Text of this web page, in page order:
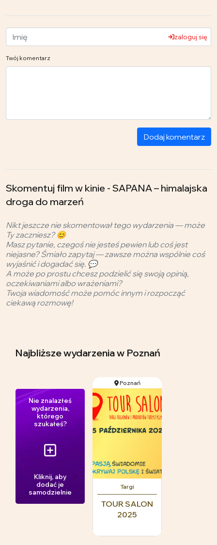
zaloguj się
Twój komentarz
Dodaj komentarz
Skomentuj film w kinie - SAPANA – himalajska
droga do marzeń
Nikt jeszcze nie skomentował tego wydarzenia — może
Ty zaczniesz? 😊
Masz pytanie, czegoś nie jesteś pewien lub coś jest
niejasne? Śmiało zapytaj — zawsze można wspólnie coś
wyjaśnić i dogadać się. 💬
A może po prostu chcesz podzielić się swoją opinią,
oczekiwaniami albo wrażeniami?
Twoja wiadomość może pomóc innym i rozpocząć
ciekawą rozmowę!
Najbliższe wydarzeniaw Poznań
Nie znalazłeś
wydarzenia,
którego
szukałeś?
Kliknij, aby
dodać je
samodzielnie
Poznań
Targi
TOUR SALON
2025